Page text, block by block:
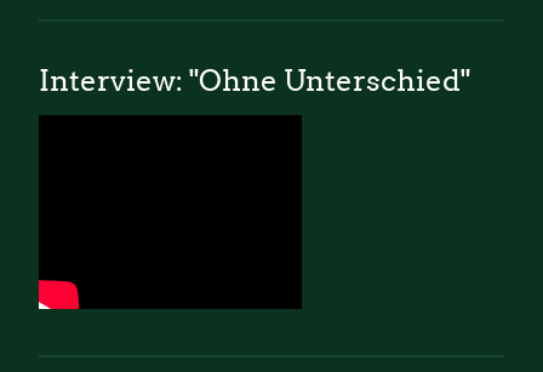
Interview: "Ohne Unterschied"